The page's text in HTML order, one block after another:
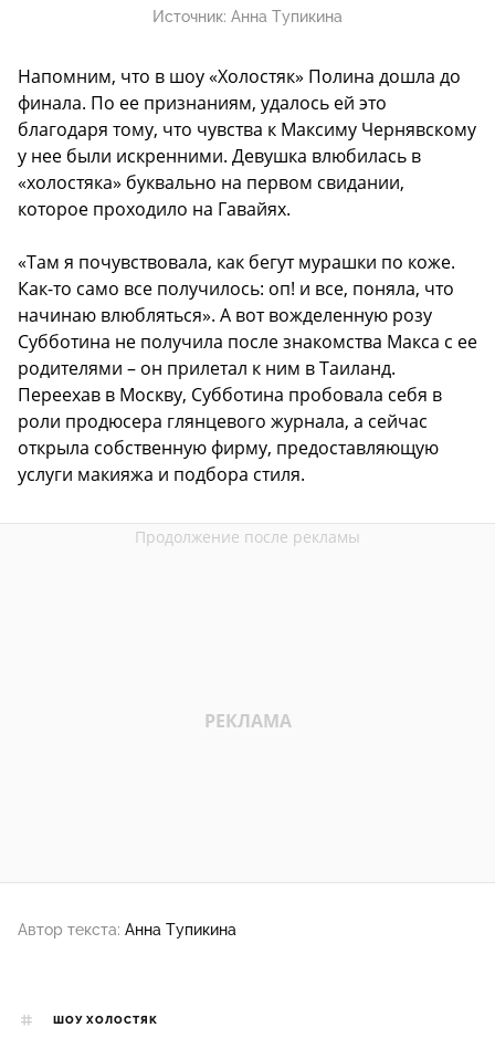
Источник: Анна Тупикина
Напомним, что в шоу «Холостяк» Полина дошла до
финала. По ее признаниям, удалось ей это
благодаря тому, что чувства к Максиму Чернявскому
у нее были искренними. Девушка влюбилась в
«холостяка» буквально на первом свидании,
которое проходило на Гавайях.
«Там я почувствовала, как бегут мурашки по коже.
Как-то само все получилось: оп! и все, поняла, что
начинаю влюбляться». А вот вожделенную розу
Субботина не получила после знакомства Макса с ее
родителями – он прилетал к ним в Таиланд.
Переехав в Москву, Субботина пробовала себя в
роли продюсера глянцевого журнала, а сейчас
открыла собственную фирму, предоставляющую
услуги макияжа и подбора стиля.
Автор текста: Анна Тупикина
ШОУ ХОЛОСТЯК